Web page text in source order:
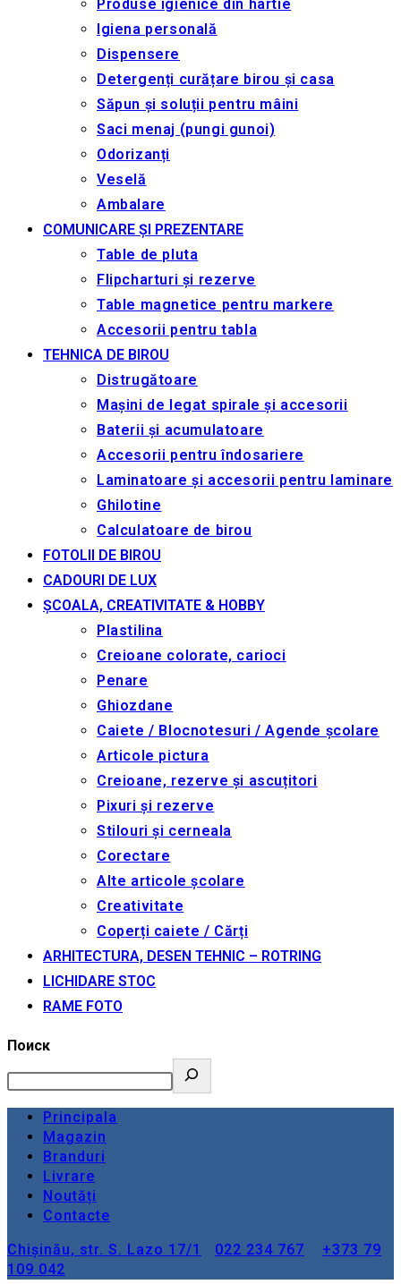
Produse igienice din hârtie
Igiena personală
Dispensere
Detergenți curățare birou și casa
Săpun și soluții pentru mâini
Saci menaj (pungi gunoi)
Odorizanți
Veselă
Ambalare
COMUNICARE ȘI PREZENTARE
Table de pluta
Flipcharturi și rezerve
Table magnetice pentru markere
Accesorii pentru tabla
TEHNICA DE BIROU
Distrugătoare
Mașini de legat spirale și accesorii
Baterii și acumulatoare
Accesorii pentru îndosariere
Laminatoare și accesorii pentru laminare
Ghilotine
Calculatoare de birou
FOTOLII DE BIROU
CADOURI DE LUX
ȘCOALA, CREATIVITATE & HOBBY
Plastilina
Creioane colorate, carioci
Penare
Ghiozdane
Caiete / Blocnotesuri / Agende școlare
Articole pictura
Creioane, rezerve și ascuțitori
Pixuri și rezerve
Stilouri și cerneala
Corectare
Alte articole școlare
Creativitate
Coperți caiete / Cărți
ARHITECTURA, DESEN TEHNIC – ROTRING
LICHIDARE STOC
RAME FOTO
Поиск
Principala
Magazin
Branduri
Livrare
Noutăți
Contacte
Chișinău, str. S. Lazo 17/1
022 234 767
+373 79
109 042